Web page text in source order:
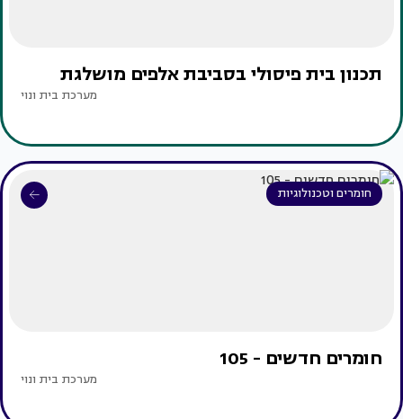
תכנון בית פיסולי בסביבת אלפים מושלגת
מערכת בית ונוי
חומרים וטכנולוגיות
חומרים חדשים - 105
מערכת בית ונוי